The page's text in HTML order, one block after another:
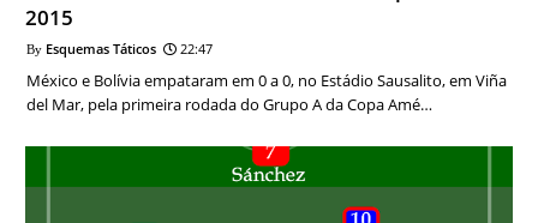
2015
Esquemas Táticos 22:47
México e Bolívia empataram em 0 a 0, no Estádio Sausalito, em Viña
del Mar, pela primeira rodada do Grupo A da Copa Amé…